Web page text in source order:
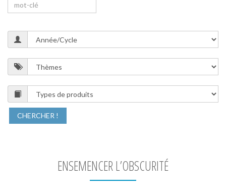
PAR
MOT-
Cycle
Thèmes
Types
d'outil
:
Rechercher
ENSEMENCER L’OBSCURITÉ